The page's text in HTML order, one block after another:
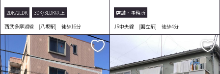
2DK/2LDK
3DK/3LDK以上
西武多摩湖線 [八坂駅] 徒歩16分
店舗・事務所
JR中央線 [国立駅] 徒歩4分